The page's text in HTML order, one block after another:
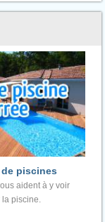
piscines
aident à y voir
la piscine.